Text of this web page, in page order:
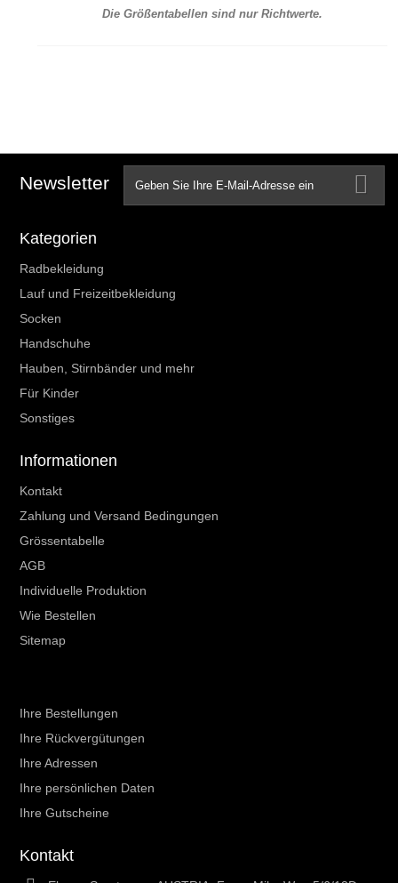
Die Größentabellen sind nur Richtwerte.
Newsletter
Kategorien
Radbekleidung
Lauf und Freizeitbekleidung
Socken
Handschuhe
Hauben, Stirnbänder und mehr
Für Kinder
Sonstiges
Informationen
Kontakt
Zahlung und Versand Bedingungen
Grössentabelle
AGB
Individuelle Produktion
Wie Bestellen
Sitemap
Ihre Bestellungen
Ihre Rückvergütungen
Ihre Adressen
Ihre persönlichen Daten
Ihre Gutscheine
Kontakt